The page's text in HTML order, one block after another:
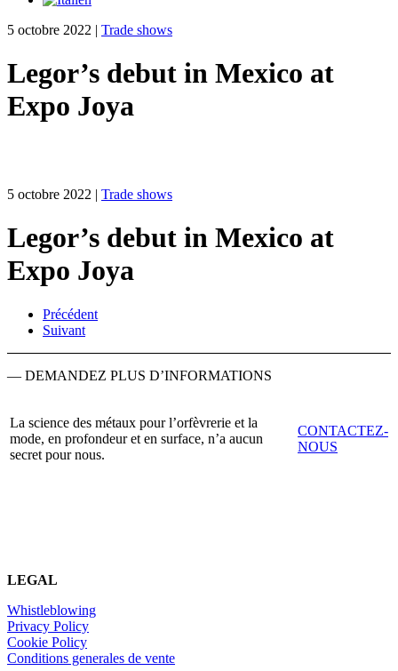
5 octobre 2022 | Trade shows
Legor’s debut in Mexico at
Expo Joya
5 octobre 2022 | Trade shows
Legor’s debut in Mexico at
Expo Joya
Précédent
Suivant
— DEMANDEZ PLUS D’INFORMATIONS
La science des métaux pour l’orfèvrerie et la
mode, en profondeur et en surface, n’a aucun
secret pour nous.
CONTACTEZ-
NOUS
LEGAL
Whistleblowing
Privacy Policy
Cookie Policy
Conditions generales de vente